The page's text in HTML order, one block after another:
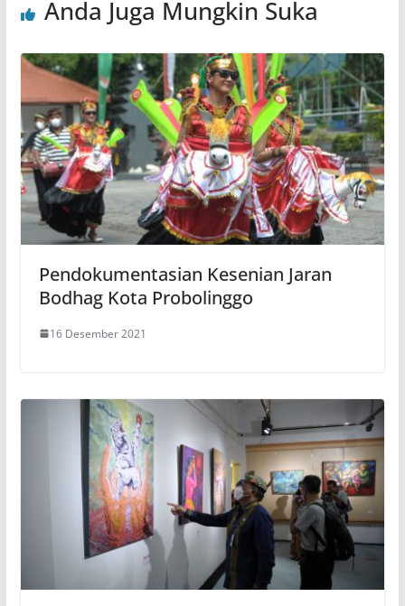
Anda Juga Mungkin Suka
Pendokumentasian Kesenian Jaran
Bodhag Kota Probolinggo
16 Desember 2021